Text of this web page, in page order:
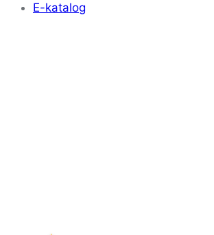
E-katalog